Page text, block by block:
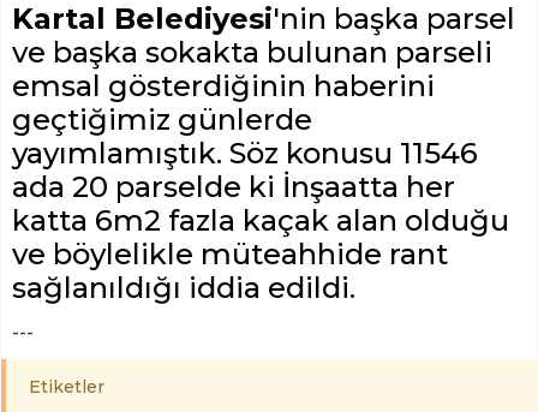
Kartal Belediyesi'nin başka parsel
ve başka sokakta bulunan parseli
emsal gösterdiğinin haberini
geçtiğimiz günlerde
yayımlamıştık. Söz konusu 11546
ada 20 parselde ki İnşaatta her
katta 6m2 fazla kaçak alan olduğu
ve böylelikle müteahhide rant
sağlanıldığı iddia edildi.
---
Etiketler